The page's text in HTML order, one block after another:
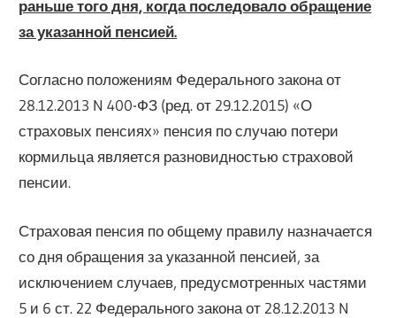
раньше того дня, когда последовало обращение
за указанной пенсией.
Согласно положениям Федерального закона от
28.12.2013 N 400-ФЗ (ред. от 29.12.2015) «О
страховых пенсиях» пенсия по случаю потери
кормильца является разновидностью страховой
пенсии.
Страховая пенсия по общему правилу назначается
со дня обращения за указанной пенсией, за
исключением случаев, предусмотренных частями
5 и 6 ст. 22 Федерального закона от 28.12.2013 N